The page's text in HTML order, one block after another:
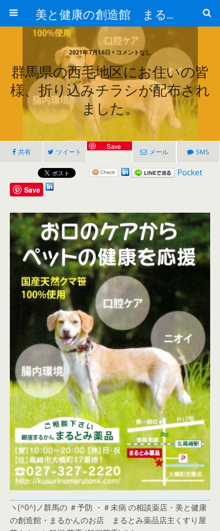
美と健康の創造館 まるとみ薬品 ぐんまの薬屋 芳さんのブログ
2021年7月16日 • コメントなし
群馬県の西毛地区にお住いの皆
様、折り込みチラシが配布され
ました。
共有 ツイート
Save
メール SMS
Pocket
Save
ヽ(^0^)ノ群馬の ＃予防 ・＃未病 の相談薬店・美と健康
の創造館・まるかんのお店 まるとみ薬品店主くすり屋